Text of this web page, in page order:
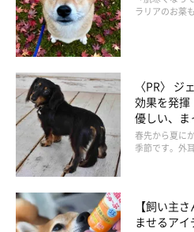
ラリアのお薬
〈PR〉 ジ
効果を発
優しい、ま
春先から夏に
季節です。外
【飼い主
ませるアイ